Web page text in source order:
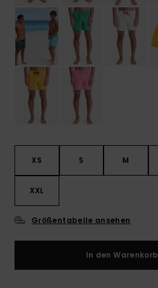
XS S M
XXL
Größentabelle ansehen
In den Warenkorb